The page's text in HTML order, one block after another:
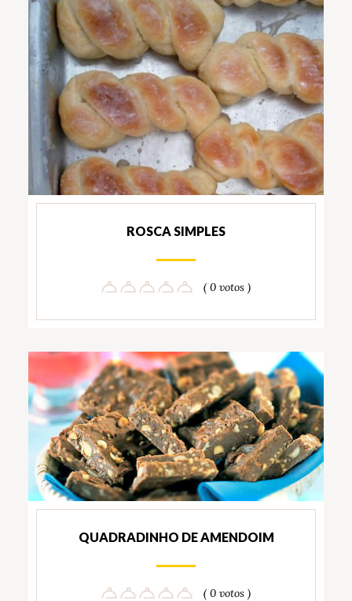
ROSCA SIMPLES
( 0 votos )
QUADRADINHO DE AMENDOIM
( 0 votos )